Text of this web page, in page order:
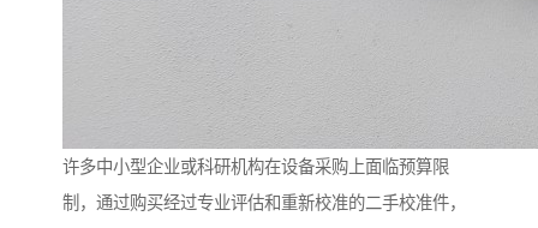
许多中小型企业或科研机构在设备采购上面临预算限
制，通过购买经过专业评估和重新校准的二手校准件，